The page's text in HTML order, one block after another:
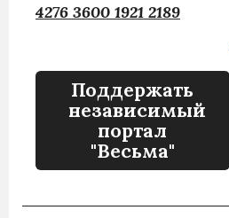
4276 3600 1921 2189
Поддержать
независимый
портал
"Весьма"